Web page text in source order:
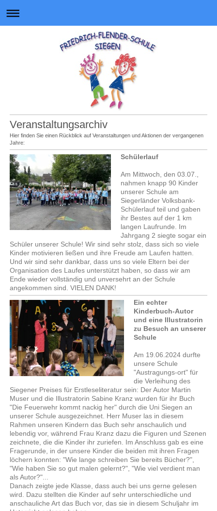
Veranstaltungsarchiv
Hier finden Sie einen Rückblick auf Veranstaltungen und Aktionen der vergangenen
Jahre:
Schülerlauf
Am Mittwoch, den 03.07.,
nahmen knapp 90 Kinder
unserer Schule am
Siegerländer Volksbank-
Schülerlauf teil und gaben
ihr Bestes auf der 1 km
langen Laufrunde. Im
Jahrgang 2 siegte sogar ein
Schüler unserer Schule! Wir sind sehr stolz, dass sich so viele
Kinder motivieren ließen und ihre Freude am Laufen hatten.
Und wir sind sehr dankbar, dass uns so viele Eltern bei der
Organisation des Laufes unterstützt haben, so dass wir am
Ende wieder vollständig und unversehrt an der Schule
angekommen sind. VIELEN DANK!
Ein echter
Kinderbuch-Autor
und eine Illustratorin
zu Besuch an unserer
Schule
Am 19.06.2024 durfte
unsere Schule
"Austragungs-ort" für
die Verleihung des
Siegener Preises für Erstleseliteratur sein: Der Autor Martin
Muser und die Illustratorin Sabine Kranz wurden für ihr Buch
"Die Feuerwehr kommt nackig her" durch die Uni Siegen an
unserer Schule ausgezeichnet. Herr Muser las in diesem
Rahmen unseren Kindern das Buch sehr anschaulich und
lebendig vor, während Frau Kranz dazu die Figuren und Szenen
zeichnete, die die Kinder ihr zuriefen. Im Anschluss gab es eine
Fragerunde, in der unsere Kinder die beiden mit ihren Fragen
löchern konnten: "Wie lange schreiben Sie bereits Bücher?",
"Wie haben Sie so gut malen gelernt?", "Wie viel verdient man
als Autor?"...
Danach zeigte jede Klasse, dass auch bei uns gerne gelesen
wird. Dazu stellten die Kinder auf sehr unterschiedliche und
anschauliche Art das Buch vor, das sie in diesem Schuljahr im